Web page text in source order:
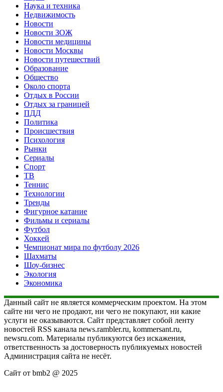
Наука и техника
Недвижимость
Новости
Новости ЗОЖ
Новости медицины
Новости Москвы
Новости путешествий
Образование
Общество
Около спорта
Отдых в России
Отдых за границей
ПДД
Политика
Происшествия
Психология
Рынки
Сериалы
Спорт
ТВ
Теннис
Технологии
Тренды
Фигурное катание
Фильмы и сериалы
Футбол
Хоккей
Чемпионат мира по футболу 2026
Шахматы
Шоу-бизнес
Экология
Экономика
Данный сайт не является коммерческим проектом. На этом
сайте ни чего не продают, ни чего не покупают, ни какие
услуги не оказываются. Сайт представляет собой ленту
новостей RSS канала news.rambler.ru, kommersant.ru,
newsru.com. Материалы публикуются без искажения,
ответственность за достоверность публикуемых новостей
Администрация сайта не несёт.
Сайт от bmb2 @ 2025